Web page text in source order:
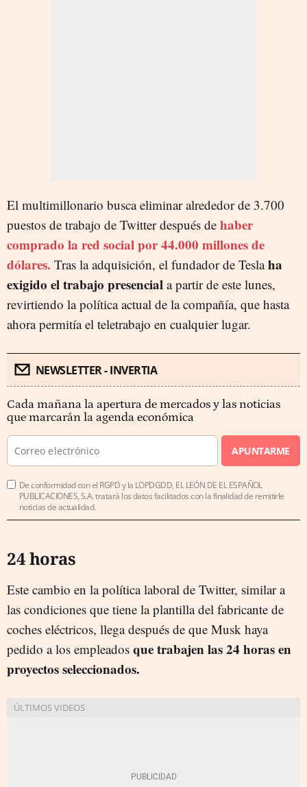
El multimillonario busca eliminar alrededor de 3.700
puestos de trabajo de Twitter después de haber
comprado la red social por 44.000 millones de
dólares. Tras la adquisición, el fundador de Teslaha
exigido el trabajo presencial a partir de este lunes,
revirtiendo la política actual de la compañía, que hasta
ahora permitía el teletrabajo en cualquier lugar.
NEWSLETTER - INVERTIA
Cada mañana la apertura de mercados y las noticias
que marcarán la agenda económica
APUNTARME
De conformidad con el RGPD y la LOPDGDD, EL LEÓN DE EL ESPAÑOL
PUBLICACIONES, S.A. tratará los datos facilitados con la finalidad de remitirle
noticias de actualidad.
24 horas
Este cambio en la política laboral de Twitter, similar a
las condiciones que tiene la plantilla del fabricante de
coches eléctricos, llega después de que Musk haya
pedido a los empleados que trabajen las 24 horas en
proyectos seleccionados.